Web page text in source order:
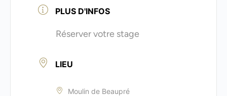
PLUS D'INFOS
Réserver votre stage
LIEU
Moulin de Beaupré